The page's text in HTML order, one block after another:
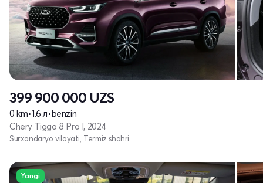
399 900 000 UZS
0 km•1.6 л•benzin
Chery Tiggo 8 Pro I, 2024
Surxondaryo viloyati, Termiz shahri
Yangi